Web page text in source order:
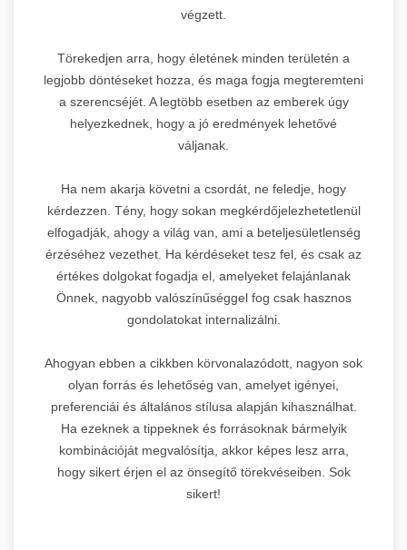
végzett.
Törekedjen arra, hogy életének minden területén a
legjobb döntéseket hozza, és maga fogja megteremteni
a szerencséjét. A legtöbb esetben az emberek úgy
helyezkednek, hogy a jó eredmények lehetővé
váljanak.
Ha nem akarja követni a csordát, ne feledje, hogy
kérdezzen. Tény, hogy sokan megkérdőjelezhetetlenül
elfogadják, ahogy a világ van, ami a beteljesületlenség
érzéséhez vezethet. Ha kérdéseket tesz fel, és csak az
értékes dolgokat fogadja el, amelyeket felajánlanak
Önnek, nagyobb valószínűséggel fog csak hasznos
gondolatokat internalizálni.
Ahogyan ebben a cikkben körvonalazódott, nagyon sok
olyan forrás és lehetőség van, amelyet igényei,
preferenciái és általános stílusa alapján kihasználhat.
Ha ezeknek a tippeknek és forrásoknak bármelyik
kombinációját megvalósítja, akkor képes lesz arra,
hogy sikert érjen el az önsegítő törekvéseiben. Sok
sikert!